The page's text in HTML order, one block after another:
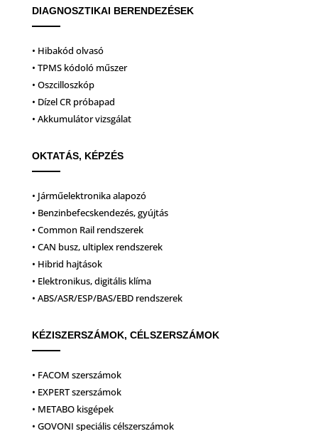
DIAGNOSZTIKAI BERENDEZÉSEK
• Hibakód olvasó
• TPMS kódoló műszer
• Oszcilloszkóp
• Dízel CR próbapad
• Akkumulátor vizsgálat
OKTATÁS, KÉPZÉS
• Járműelektronika alapozó
• Benzinbefecskendezés, gyújtás
• Common Rail rendszerek
• CAN busz, ultiplex rendszerek
• Hibrid hajtások
• Elektronikus, digitális klíma
• ABS/ASR/ESP/BAS/EBD rendszerek
KÉZISZERSZÁMOK, CÉLSZERSZÁMOK
• FACOM szerszámok
• EXPERT szerszámok
• METABO kisgépek
• GOVONI speciális célszerszámok